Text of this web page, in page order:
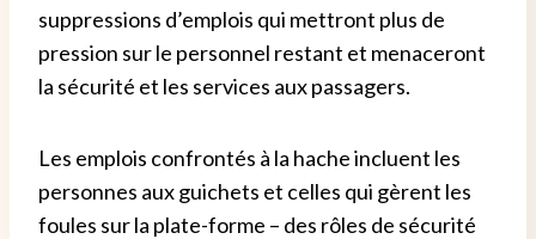
suppressions d’emplois qui mettront plus de
pression sur le personnel restant et menaceront
la sécurité et les services aux passagers.
Les emplois confrontés à la hache incluent les
personnes aux guichets et celles qui gèrent les
foules sur la plate-forme – des rôles de sécurité